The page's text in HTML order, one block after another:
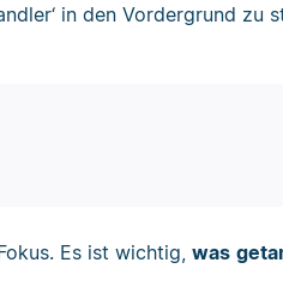
in den Vordergrund zu
Es ist wichtig, was